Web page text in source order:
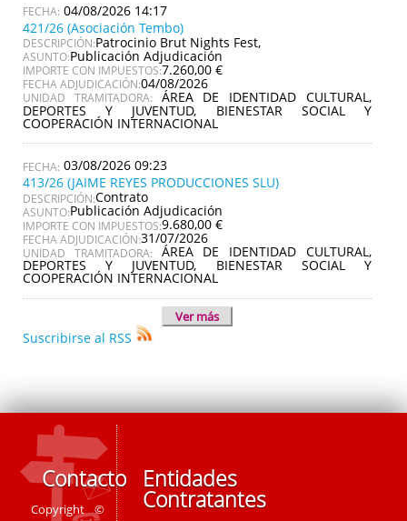
04/08/2026 14:17
421/26 (Asociación Tembo)
DESCRIPCIÓN:Patrocinio Brut Nights Fest,
ASUNTO:Publicación Adjudicación
IMPORTE CON IMPUESTOS:7.260,00 €
FECHA ADJUDICACIÓN:04/08/2026
UNIDAD TRAMITADORA: ÁREA DE IDENTIDAD CULTURAL,
DEPORTES Y JUVENTUD, BIENESTAR SOCIAL Y
COOPERACIÓN INTERNACIONAL
03/08/2026 09:23
413/26 (JAIME REYES PRODUCCIONES SLU)
DESCRIPCIÓN:Contrato
ASUNTO:Publicación Adjudicación
IMPORTE CON IMPUESTOS:9.680,00 €
FECHA ADJUDICACIÓN:31/07/2026
UNIDAD TRAMITADORA: ÁREA DE IDENTIDAD CULTURAL,
DEPORTES Y JUVENTUD, BIENESTAR SOCIAL Y
COOPERACIÓN INTERNACIONAL
Ver más
Suscribirse al RSS
Contacto
Copyright ©
Entidades
Contratantes